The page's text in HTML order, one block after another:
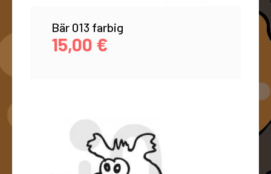
Bär 013 farbig
15,00 €